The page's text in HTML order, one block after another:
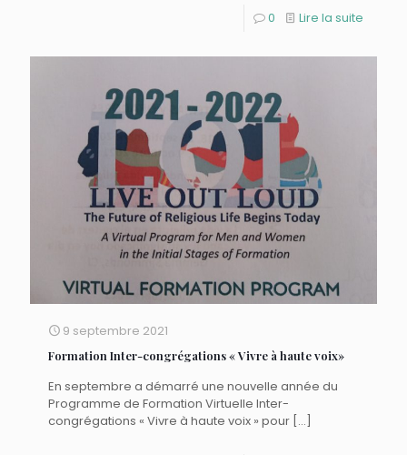
0 Lire la suite
9 septembre 2021
Formation Inter-congrégations « Vivre à haute voix»
En septembre a démarré une nouvelle année du
Programme de Formation Virtuelle Inter-
congrégations « Vivre à haute voix » pour […]